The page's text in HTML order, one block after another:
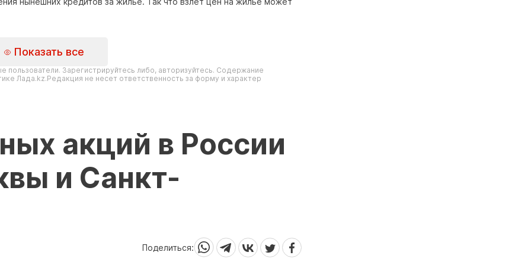
Показать все
пользователи. Зарегистрируйтесь либо, авторизуйтесь. Содержание
Лада.kz.Редакция не несет ответственность за форму и характер
акций в России
и Санкт-
Поделиться: